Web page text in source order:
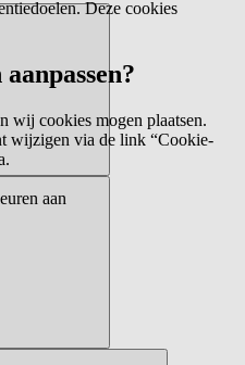
Deze cookies
wij cookies mogen plaatsen.
wijzigen via de link “Cookie-
aan